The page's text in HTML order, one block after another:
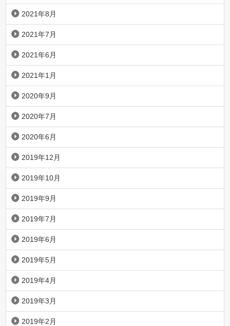
2021年8月
2021年7月
2021年6月
2021年1月
2020年9月
2020年7月
2020年6月
2019年12月
2019年10月
2019年9月
2019年7月
2019年6月
2019年5月
2019年4月
2019年3月
2019年2月